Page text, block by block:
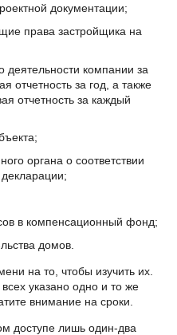
документации;
права застройщика на
деятельности компании за
отчетность за год, а также
отчетность за каждый
органа о соответствии
в компенсационный фонд;
домов.
на то, чтобы изучить их.
указано одно и то же
внимание на сроки.
доступе лишь один-два